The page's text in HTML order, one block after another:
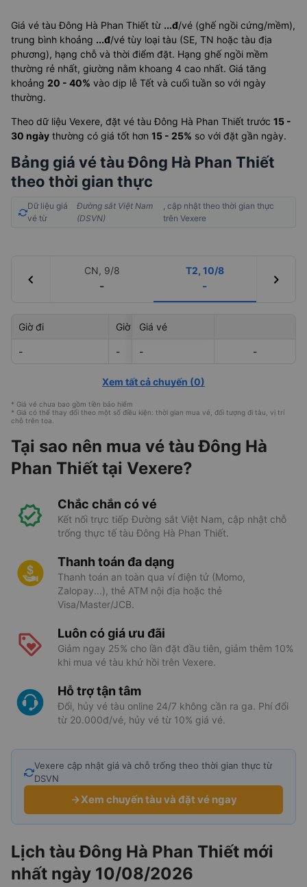
Giá vé tàu Đông Hà Phan Thiết từ ...đ/vé (ghế ngồi cứng/mềm),
trung bình khoảng ...đ/vé tùy loại tàu (SE, TN hoặc tàu địa
phương), hạng chỗ và thời điểm đặt. Hạng ghế ngồi mềm
thường rẻ nhất, giường nằm khoang 4 cao nhất. Giá tăng
khoảng 20 - 40% vào dịp lễ Tết và cuối tuần so với ngày
thường.
Theo dữ liệu Vexere, đặt vé tàu Đông Hà Phan Thiết trước 15 -
30 ngày thường có giá tốt hơn 15 - 25% so với đặt gần ngày.
Bảng giá vé tàu Đông Hà Phan Thiết
theo thời gian thực
Dữ liệu giá
vé từ
Đường sắt Việt Nam
(DSVN)
, cập nhật theo thời gian thực
trên Vexere
chevron_left
CN, 9/8
-
T2, 10/8
- chevron_right
Giờ đi Giờ đếnGiá vé
- - - -
-
Xem tất cả chuyến (0)
* Giá vé chưa bao gồm tiền bảo hiểm
* Giá có thể thay đổi theo một số điều kiện: thời gian mua vé, đối tượng đi tàu, vị trí
chỗ trên toa.
Tại sao nên mua vé tàu Đông Hà
Phan Thiết tại Vexere?
Chắc chắn có vé
Kết nối trực tiếp Đường sắt Việt Nam, cập nhật chỗ
trống thực tế tàu Đông Hà Phan Thiết.
Thanh toán đa dạng
Thanh toán an toàn qua ví điện tử (Momo,
Zalopay...), thẻ ATM nội địa hoặc thẻ
Visa/Master/JCB.
Luôn có giá ưu đãi
Giảm ngay 25% cho lần đặt đầu tiên, giảm thêm 10%
khi mua vé tàu khứ hồi trên Vexere.
Hỗ trợ tận tâm
Đổi, hủy vé tàu online 24/7 không cần ra ga. Phí đổi
từ 20.000đ/vé, hủy vé từ 10% giá vé.
Vexere cập nhật giá và chỗ trống theo thời gian thực từ
DSVN
Xem chuyến tàu và đặt vé ngay
Lịch tàu Đông Hà Phan Thiết mới
nhất ngày 10/08/2026